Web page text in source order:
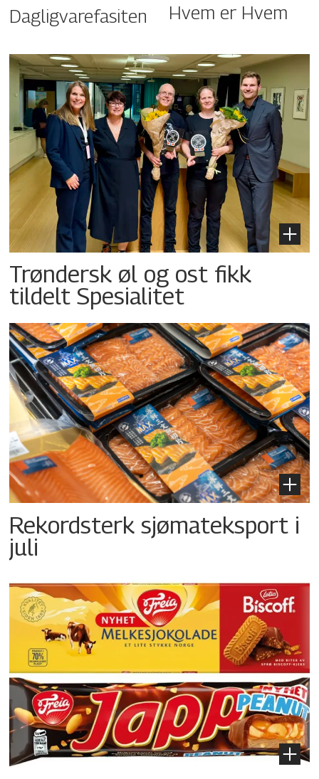
Dagligvarefasiten Hvem er Hvem
Trøndersk øl og ost fikk
tildelt Spesialitet
Rekordsterk sjømateksport i
juli